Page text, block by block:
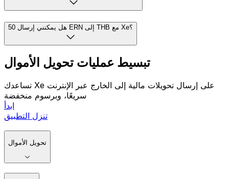
هل يمكنني إرسال 50 ERN إلى THB مع Xe؟
تبسيط عمليات تحويل الأموال
تساعدك Xe على إرسال تحويلات مالية إلى الخارج عبر الإنترنت
سريعًا، وبرسوم منخفضة
ابدأ
تنزل التطبيق
تحويل الأموال